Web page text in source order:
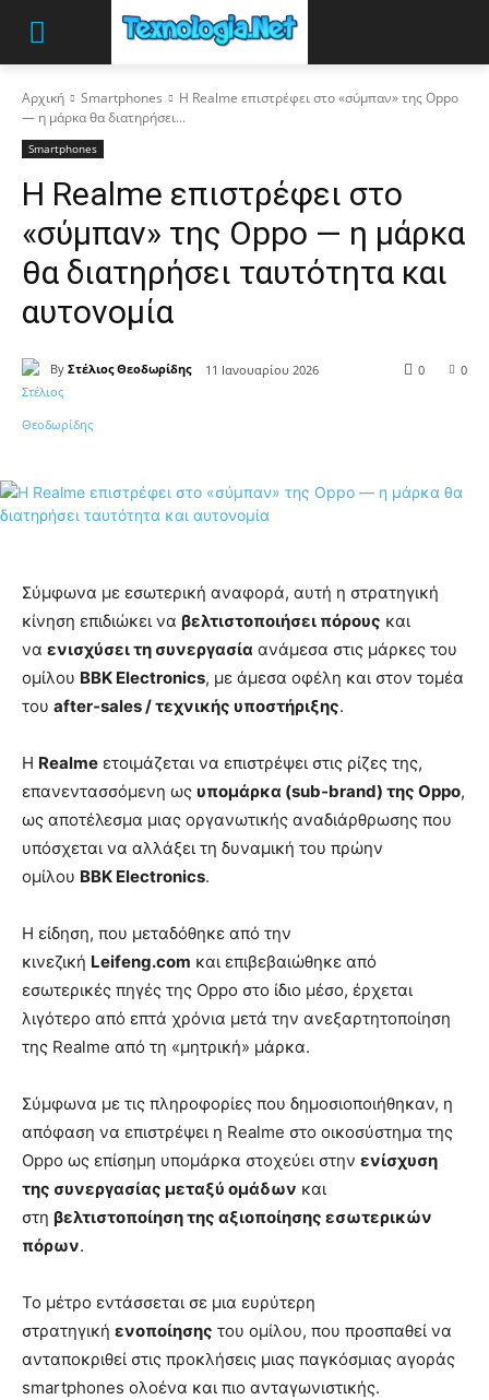
Αρχική Smartphones
Η Realme επιστρέφει στο «σύμπαν» της Oppo
— η μάρκα θα διατηρήσει...
Smartphones
Η Realme επιστρέφει στο
«σύμπαν» της Oppo — η μάρκα
θα διατηρήσει ταυτότητα και
αυτονομία
By Στέλιος Θεοδωρίδης 11 Ιανουαρίου 2026 0
0
Σύμφωνα με εσωτερική αναφορά, αυτή η στρατηγική
κίνηση επιδιώκει να βελτιστοποιήσει πόρους και
να ενισχύσει τη συνεργασία ανάμεσα στις μάρκες του
ομίλου BBK Electronics, με άμεσα οφέλη και στον τομέα
του after‑sales / τεχνικής υποστήριξης.
Η Realme ετοιμάζεται να επιστρέψει στις ρίζες της,
επανεντασσόμενη ως υπομάρκα (sub‑brand) της Oppo,
ως αποτέλεσμα μιας οργανωτικής αναδιάρθρωσης που
υπόσχεται να αλλάξει τη δυναμική του πρώην
ομίλου BBK Electronics.
Η είδηση, που μεταδόθηκε από την
κινεζική Leifeng.com και επιβεβαιώθηκε από
εσωτερικές πηγές της Oppo στο ίδιο μέσο, έρχεται
λιγότερο από επτά χρόνια μετά την ανεξαρτητοποίηση
της Realme από τη «μητρική» μάρκα.
Σύμφωνα με τις πληροφορίες που δημοσιοποιήθηκαν, η
απόφαση να επιστρέψει η Realme στο οικοσύστημα της
Oppo ως επίσημη υπομάρκα στοχεύει στην ενίσχυση
της συνεργασίας μεταξύ ομάδων και
στη βελτιστοποίηση της αξιοποίησης εσωτερικών
πόρων.
Το μέτρο εντάσσεται σε μια ευρύτερη
στρατηγική ενοποίησης του ομίλου, που προσπαθεί να
ανταποκριθεί στις προκλήσεις μιας παγκόσμιας αγοράς
smartphones ολοένα και πιο ανταγωνιστικής.